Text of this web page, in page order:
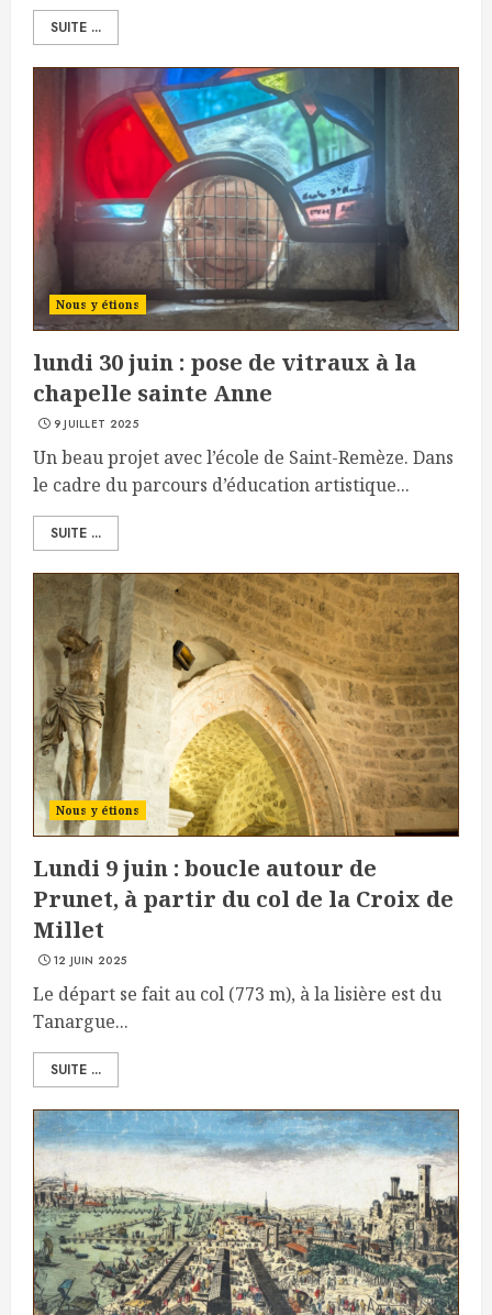
SUITE ...
Nous y étions
lundi 30 juin : pose de vitraux à la
chapelle sainte Anne
9 JUILLET 2025
Un beau projet avec l’école de Saint-Remèze. Dans
le cadre du parcours d’éducation artistique...
SUITE ...
Nous y étions
Lundi 9 juin : boucle autour de
Prunet, à partir du col de la Croix de
Millet
12 JUIN 2025
Le départ se fait au col (773 m), à la lisière est du
Tanargue...
SUITE ...